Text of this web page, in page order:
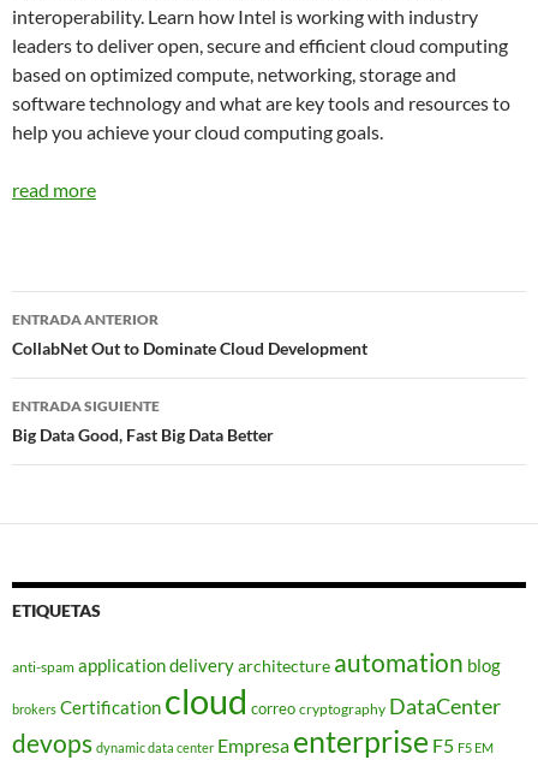
interoperability. Learn how Intel is working with industry
leaders to deliver open, secure and efficient cloud computing
based on optimized compute, networking, storage and
software technology and what are key tools and resources to
help you achieve your cloud computing goals.
read more
Navegador
de
entradas
ENTRADA ANTERIOR
CollabNet Out to Dominate Cloud Development
ENTRADA SIGUIENTE
Big Data Good, Fast Big Data Better
ETIQUETAS
anti-spam application deliveryarchitecture automation blog
brokers Certification cloud correo cryptography DataCenter
devops dynamic data center Empresa enterprise F5 F5 EM